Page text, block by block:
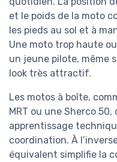
et le poids de la moto
les pieds au sol et à
Une moto trop haute
un jeune pilote, même
look très attractif.
Les motos à boîte,
MRT ou une Sherco
apprentissage
coordination. À
équivalent simplifie la